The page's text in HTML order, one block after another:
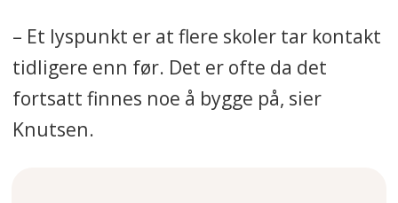
– Et lyspunkt er at flere skoler tar kontakt
tidligere enn før. Det er ofte da det
fortsatt finnes noe å bygge på, sier
Knutsen.